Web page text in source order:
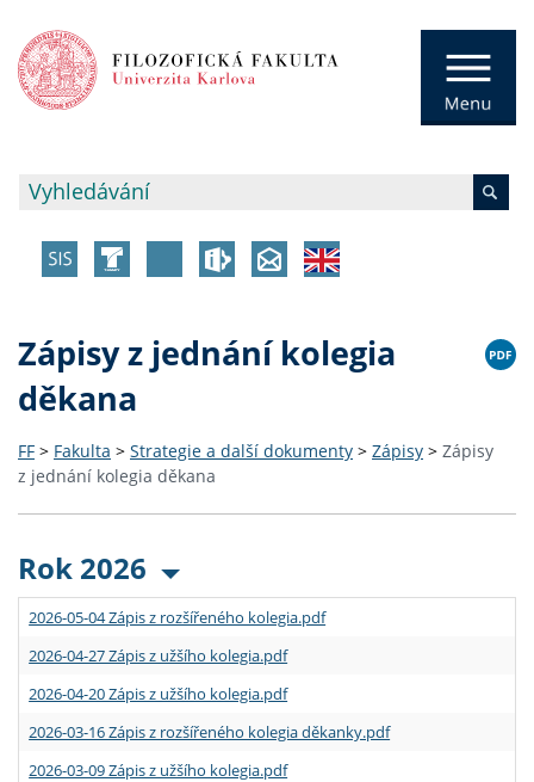
Zápisy z jednání kolegia
děkana
FF > Fakulta > Strategie a další dokumenty > Zápisy > Zápisy
z jednání kolegia děkana
Rok 2026
2026-05-04 Zápis z rozšířeného kolegia.pdf
2026-04-27 Zápis z užšího kolegia.pdf
2026-04-20 Zápis z užšího kolegia.pdf
2026-03-16 Zápis z rozšířeného kolegia děkanky.pdf
2026-03-09 Zápis z užšího kolegia.pdf